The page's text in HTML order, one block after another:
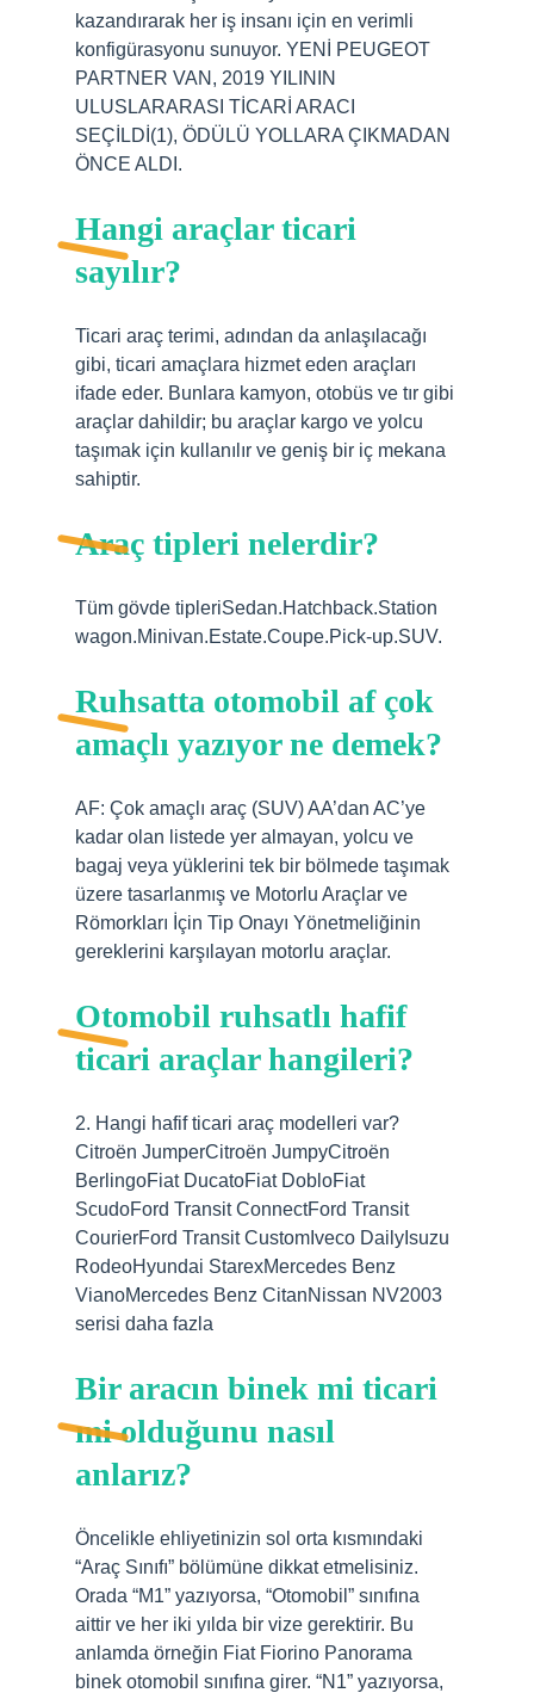
kazandırarak her iş insanı için en verimli
konfigürasyonu sunuyor. YENİ PEUGEOT
PARTNER VAN, 2019 YILININ
ULUSLARARASI TİCARİ ARACI
SEÇİLDİ(1), ÖDÜLÜ YOLLARA ÇIKMADAN
ÖNCE ALDI.
Hangi araçlar ticari
sayılır?
Ticari araç terimi, adından da anlaşılacağı
gibi, ticari amaçlara hizmet eden araçları
ifade eder. Bunlara kamyon, otobüs ve tır gibi
araçlar dahildir; bu araçlar kargo ve yolcu
taşımak için kullanılır ve geniş bir iç mekana
sahiptir.
Araç tipleri nelerdir?
Tüm gövde tipleriSedan.Hatchback.Station
wagon.Minivan.Estate.Coupe.Pick-up.SUV.
Ruhsatta otomobil af çok
amaçlı yazıyor ne demek?
AF: Çok amaçlı araç (SUV) AA’dan AC’ye
kadar olan listede yer almayan, yolcu ve
bagaj veya yüklerini tek bir bölmede taşımak
üzere tasarlanmış ve Motorlu Araçlar ve
Römorkları İçin Tip Onayı Yönetmeliğinin
gereklerini karşılayan motorlu araçlar.
Otomobil ruhsatlı hafif
ticari araçlar hangileri?
2. Hangi hafif ticari araç modelleri var?
Citroën JumperCitroën JumpyCitroën
BerlingoFiat DucatoFiat DobloFiat
ScudoFord Transit ConnectFord Transit
CourierFord Transit CustomIveco DailyIsuzu
RodeoHyundai StarexMercedes Benz
VianoMercedes Benz CitanNissan NV2003
serisi daha fazla
Bir aracın binek mi ticari
mi olduğunu nasıl
anlarız?
Öncelikle ehliyetinizin sol orta kısmındaki
“Araç Sınıfı” bölümüne dikkat etmelisiniz.
Orada “M1” yazıyorsa, “Otomobil” sınıfına
aittir ve her iki yılda bir vize gerektirir. Bu
anlamda örneğin Fiat Fiorino Panorama
binek otomobil sınıfına girer. “N1” yazıyorsa,